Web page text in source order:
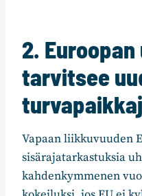
2.
tarvitsee
Vapaan liikkuvuuden
sisärajatarkastuksia
kahdenkymmenen